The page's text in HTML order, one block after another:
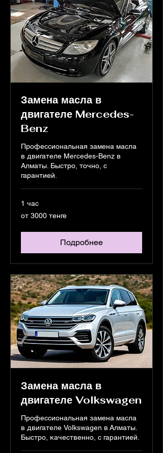
Замена масла в
двигателе Mercedes-
Benz
Профессиональная замена масла
в двигателе Mercedes-Benz в
Алматы. Быстро, точно, с
гарантией.
1 час
3000
от 3000 тенге
Подробнее
Замена масла в
двигателе Volkswagen
Профессиональная замена масла
в двигателе Volkswagen в Алматы.
Быстро, качественно, с гарантией.